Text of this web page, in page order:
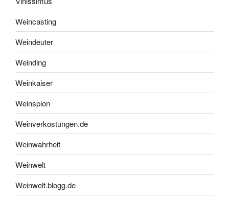
Weincasting
Weindeuter
Weinding
Weinkaiser
Weinspion
Weinverkostungen.de
Weinwahrheit
Weinwelt
Weinwelt.blogg.de